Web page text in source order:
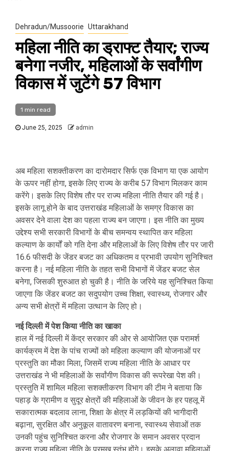
Dehradun/Mussoorie Uttarakhand
महिला नीति का ड्राफ्ट तैयार; राज्य
बनेगा नजीर, महिलाओं के सर्वांगीण
विकास में जुटेंगे 57 विभाग
1 min read
June 25, 2025 admin
अब महिला सशक्तीकरण का दारोमदार सिर्फ एक विभाग या एक आयोग
के ऊपर नहीं होगा, इसके लिए राज्य के करीब 57 विभाग मिलकर काम
करेंगे। इसके लिए विशेष तौर पर राज्य महिला नीति तैयार की गई है।
इसके लागू होने के बाद उत्तराखंड महिलाओं के समग्र विकास का
अवसर देने वाला देश का पहला राज्य बन जाएगा। इस नीति का मुख्य
उद्देश्य सभी सरकारी विभागों के बीच समन्वय स्थापित कर महिला
कल्याण के कार्यों को गति देना और महिलाओं के लिए विशेष तौर पर जारी
16.6 फीसदी के जेंडर बजट का अधिकतम व प्रभावी उपयोग सुनिश्चित
करना है। नई महिला नीति के तहत सभी विभागों में जेंडर बजट सेल
बनेगा, जिसकी शुरुआत हो चुकी है। नीति के जरिये यह सुनिश्चित किया
जाएगा कि जेंडर बजट का सदुपयोग उच्च शिक्षा, स्वास्थ्य, रोजगार और
अन्य सभी क्षेत्रों में महिला उत्थान के लिए हो।
नई दिल्ली में पेश किया नीति का खाका
हाल में नई दिल्ली में केंद्र सरकार की ओर से आयोजित एक परामर्श
कार्यक्रम में देश के पांच राज्यों को महिला कल्याण की योजनाओं पर
प्रस्तुति का मौका मिला, जिसमें राज्य महिला नीति के आधार पर
उत्तराखंड ने भी महिलाओं के सर्वांगीण विकास की रूपरेखा पेश की।
प्रस्तुति में शामिल महिला सशक्तीकरण विभाग की टीम ने बताया कि
पहाड़ के ग्रामीण व सुदूर क्षेत्रों की महिलाओं के जीवन के हर पहलू में
सकारात्मक बदलाव लाना, शिक्षा के क्षेत्र में लड़कियों की भागीदारी
बढ़ाना, सुरक्षित और अनुकूल वातावरण बनाना, स्वास्थ्य सेवाओं तक
उनकी पहुंच सुनिश्चित करना और रोजगार के समान अवसर प्रदान